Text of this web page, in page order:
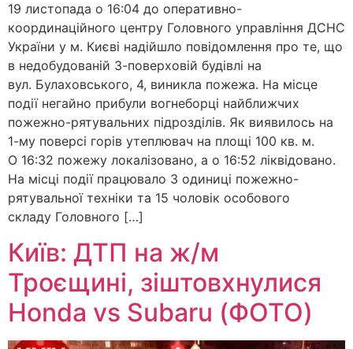
19 листопада о 16:04 до оперативно-
координаційного центру Головного управління ДСНС
України у м. Києві надійшло повідомлення про те, що
в недобудованій 3-поверховій будівлі на
вул. Булаховського, 4, виникла пожежа. На місце
події негайно прибули вогнеборці найближчих
пожежно-рятувальних підрозділів. Як виявилось на
1-му поверсі горів утеплювач на площі 100 кв. м.
О 16:32 пожежу локалізовано, а о 16:52 ліквідовано.
На місці події працювало 3 одиниці пожежно-
рятувальної техніки та 15 чоловік особового
складу Головного […]
Київ: ДТП на ж/м
Троєщині, зіштовхнулися
Honda vs Subaru (ФОТО)